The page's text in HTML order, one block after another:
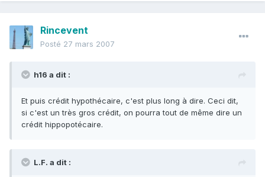
Rincevent
Posté 27 mars 2007
h16 a dit :
Et puis crédit hypothécaire, c'est plus long à dire. Ceci dit,
si c'est un très gros crédit, on pourra tout de même dire un
crédit hippopotécaire.
L.F. a dit :